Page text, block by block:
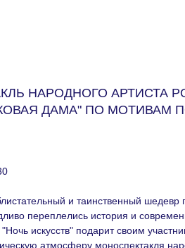
НАРОДНОГО АРТИСТА
ДАМА" ПО МОТИВАМ
и таинственный шедевр
переплелись история и
искусств" подарит своим
атмосферу моноспектакля